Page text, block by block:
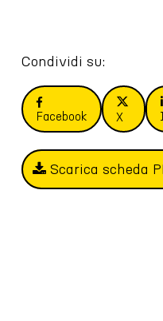
Condividi su:
Facebook X
Scarica scheda